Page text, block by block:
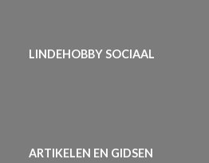
LINDEHOBBY SOCIAAL
ARTIKELEN EN GIDSEN